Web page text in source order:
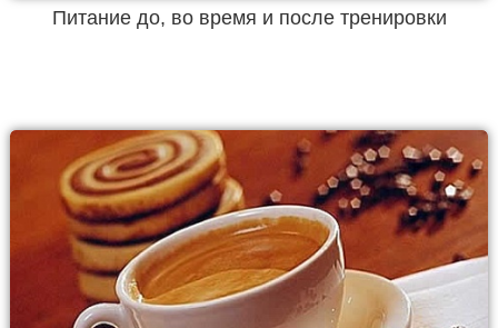
Питание до, во время и после тренировки